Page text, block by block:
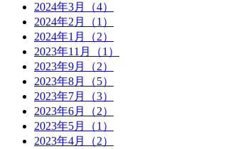
2024年3月（4）
2024年2月（1）
2024年1月（2）
2023年11月（1）
2023年9月（2）
2023年8月（5）
2023年7月（3）
2023年6月（2）
2023年5月（1）
2023年4月（2）